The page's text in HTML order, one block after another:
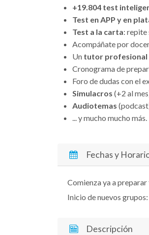
+19.804 test
Test en APP y en
Test a la carta: repite
Acompáñate por
Un tutor profesional
Cronograma de
Foro de dudas con el
Simulacros (+2 al
Audiotemas
... y mucho mucho más.
Fechas y
Comienza ya a
Inicio de nuevos grupos:
Descripción